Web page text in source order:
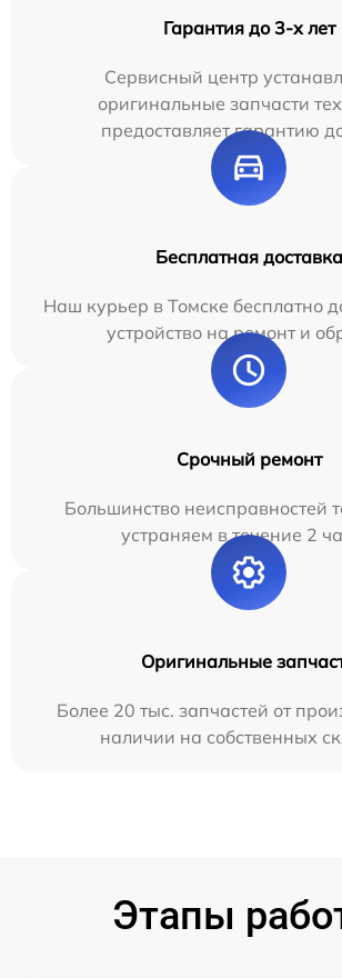
Гарантия до 3-х лет
Сервисный центр
оригинальные запчасти
предоставляет гарантию
Бесплатная доставка
Наш курьер в Томске бесплатно
устройство на ремонт и
Срочный ремонт
Большинство неисправностей
устраняем в течение 2
Оригинальные
Более 20 тыс. запчастей от
наличии на собственных
Этапы